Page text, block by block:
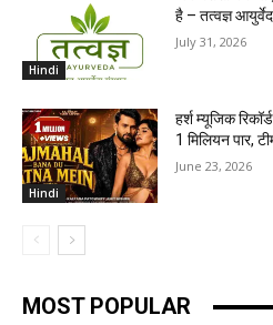
Hindi
है – तत्वज्ञ
July 31, 2026
Hindi
हर्श म्यूजिक
1 मिलियन पार,
June 23, 2026
MOST POPULAR